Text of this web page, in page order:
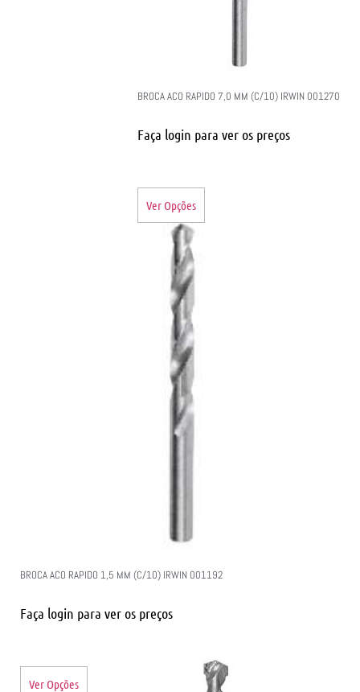
BROCA ACO RAPIDO 7,0 MM (C/10) IRWIN 001270
Faça login para ver os preços
Ver Opções
BROCA ACO RAPIDO 1,5 MM (C/10) IRWIN 001192
Faça login para ver os preços
Ver Opções